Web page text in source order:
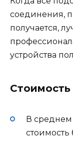
соединения,
получается,
устройства
В
стоимость